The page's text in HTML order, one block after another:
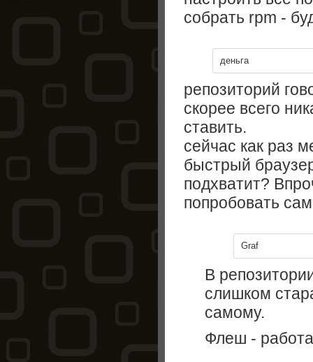
собрать rpm -
деньга
репозиторий
скорее всего
ставить.
сейчас как раз
быстрый
подхватит?
попробовать
Graf
В
слишком
самому.
Флеш -